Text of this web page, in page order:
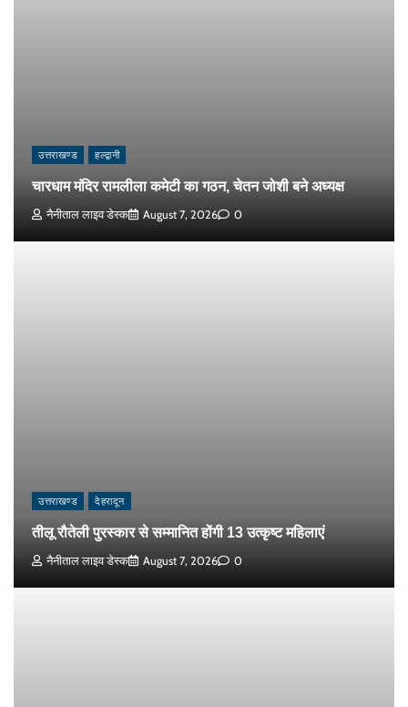
उत्तराखण्ड हल्द्वानी
चारधाम मंदिर रामलीला कमेटी का गठन, चेतन जोशी बने अध्यक्ष
नैनीताल लाइव डेस्क August 7, 2026 0
उत्तराखण्ड देहरादून
तीलू रौतेली पुरस्कार से सम्मानित होंगी 13 उत्कृष्ट महिलाएं
नैनीताल लाइव डेस्क August 7, 2026 0